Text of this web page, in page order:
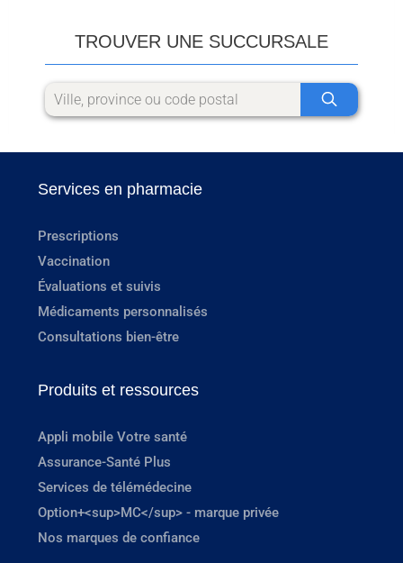
TROUVER UNE SUCCURSALE
Services en pharmacie
Prescriptions
Vaccination
Évaluations et suivis
Médicaments personnalisés
Consultations bien-être
Produits et ressources
Appli mobile Votre santé
Assurance-Santé Plus
Services de télémédecine
Option+<sup>MC</sup> - marque privée
Nos marques de confiance